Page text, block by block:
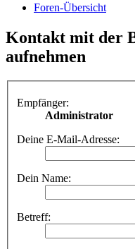
Foren-Übersicht
Kontakt mit der
aufnehmen
Empfänger:
Administrator
Deine E-Mail-Adresse:
Dein Name:
Betreff: